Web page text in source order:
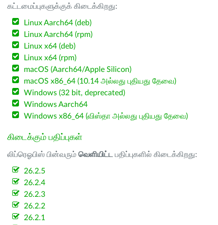
கட்டமைப்புகளுக்குக் கிடைக்கிறது:
Linux Aarch64 (deb)
Linux Aarch64 (rpm)
Linux x64 (deb)
Linux x64 (rpm)
macOS (Aarch64/Apple Silicon)
macOS x86_64 (10.14 அல்லது புதியது தேவை)
Windows (32 bit, deprecated)
Windows Aarch64
Windows x86_64 (விஸ்தா அல்லது புதியது தேவை)
கிடைக்கும் பதிப்புகள்
லிப்ரெஓபிஸ் பின்வரும் வெளியிட்ட பதிப்புகளில் கிடைக்கிறது:
26.2.5
26.2.4
26.2.3
26.2.2
26.2.1